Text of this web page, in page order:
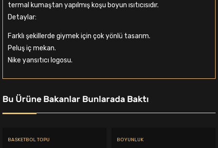
termal kumaştan yapılmış koşu boyun ısıtıcısıdır.
Detaylar:
Farklı şekillerde giymek için çok yönlü tasarım.
Peluş iç mekan.
Nike yansıtıcı logosu.
Bu Ürüne Bakanlar Bunlarada Baktı
BASKETBOL TOPU BOYUNLUK